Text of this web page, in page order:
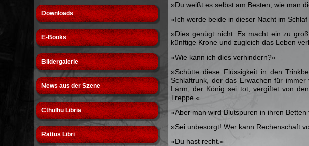
Downloads
E-Books
Bildergalerie
News aus der Szene
Cthulhu Libria
Rattus Libri
»Du weißt es selbst am Besten, wie man
»Ich werde beide in dieser Nacht im
»Dies genügt nicht. Es macht ein zu
künftige Krone und zugleich das Leben
»Wie kann ich dies verhindern?«
»Schütte diese Flüssigkeit in den
Schlaftrunk, der das Erwachen für
Lärm, der König sei tot, vergiftet von
Treppe.«
»Aber man wird Blutspuren in ihren Betten
»Sei unbesorgt! Wer kann Rechenschaft
»Du hast recht.«